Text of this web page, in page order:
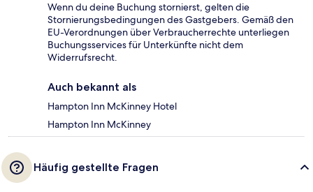
Wenn du deine Buchung stornierst, gelten die
Stornierungsbedingungen des Gastgebers. Gemäß den
EU-Verordnungen über Verbraucherrechte unterliegen
Buchungsservices für Unterkünfte nicht dem
Widerrufsrecht.
Auch bekannt als
Hampton Inn McKinney Hotel
Hampton Inn McKinney
Häufig gestellte Fragen